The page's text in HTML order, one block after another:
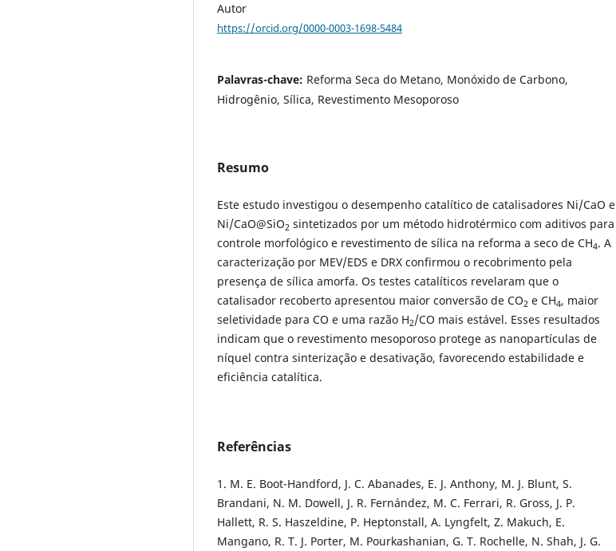
Autor
https://orcid.org/0000-0003-1698-5484
Palavras-chave: Reforma Seca do Metano, Monóxido de Carbono,
Hidrogênio, Sílica, Revestimento Mesoporoso
Resumo
Este estudo investigou o desempenho catalítico de catalisadores Ni/CaO e
Ni/CaO@SiO2 sintetizados por um método hidrotérmico com aditivos para
controle morfológico e revestimento de sílica na reforma a seco de CH4. A
caracterização por MEV/EDS e DRX confirmou o recobrimento pela
presença de sílica amorfa. Os testes catalíticos revelaram que o
catalisador recoberto apresentou maior conversão de CO2 e CH4, maior
seletividade para CO e uma razão H2/CO mais estável. Esses resultados
indicam que o revestimento mesoporoso protege as nanopartículas de
níquel contra sinterização e desativação, favorecendo estabilidade e
eficiência catalítica.
Referências
1. M. E. Boot-Handford, J. C. Abanades, E. J. Anthony, M. J. Blunt, S.
Brandani, N. M. Dowell, J. R. Fernández, M. C. Ferrari, R. Gross, J. P.
Hallett, R. S. Haszeldine, P. Heptonstall, A. Lyngfelt, Z. Makuch, E.
Mangano, R. T. J. Porter, M. Pourkashanian, G. T. Rochelle, N. Shah, J. G.